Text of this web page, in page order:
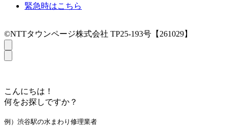
緊急時はこちら
©NTTタウンページ株式会社 TP25-193号【261029】
こんにちは！
何をお探しですか？
例）渋谷駅の水まわり修理業者